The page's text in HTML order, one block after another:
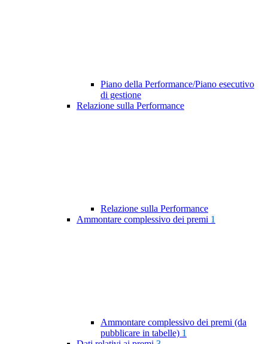
Piano della Performance/Piano esecutivo
di gestione
Relazione sulla Performance
Relazione sulla Performance
Ammontare complessivo dei premi 1
Ammontare complessivo dei premi (da
pubblicare in tabelle) 1